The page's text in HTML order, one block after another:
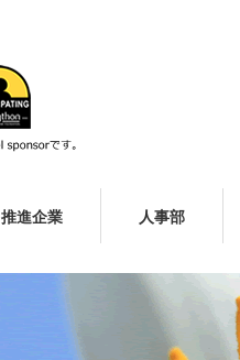
推進企業 人事部